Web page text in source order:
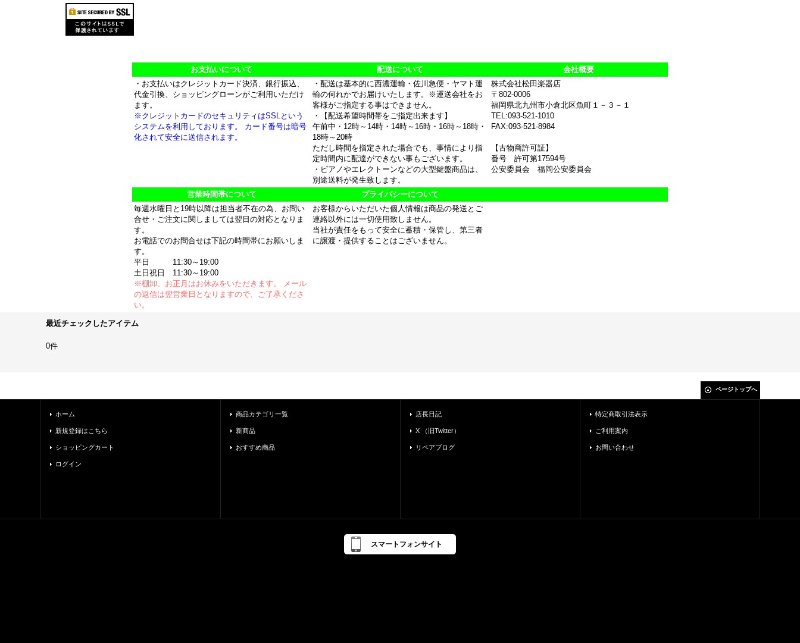
お支払いについて 配送について
会社概要
・お支払いはクレジットカード決済、銀行振込、
代金引換、ショッピングローンがご利用いただけ
ます。
※クレジットカードのセキュリティはSSLという
システムを利用しております。 カード番号は暗号
化されて安全に送信されます。
・配送は基本的に西濃運輸・佐川急便・ヤマト運
輸の何れかでお届けいたします。※運送会社をお
客様がご指定する事はできません。
・【配送希望時間帯をご指定出来ます】
午前中・12時～14時・14時～16時・16時～18時・
18時～20時
ただし時間を指定された場合でも、事情により指
定時間内に配達ができない事もございます。
・ピアノやエレクトーンなどの大型鍵盤商品は、
別途送料が発生致します。
株式会社松田楽器店
〒802-0006
福岡県北九州市小倉北区魚町１－３－１
TEL:093-521-1010
FAX:093-521-8984
【古物商許可証】
番号 許可第17594号
公安委員会 福岡公安委員会
営業時間帯について
プライバシーについて
毎週水曜日と19時以降は担当者不在の為、お問い
合せ・ご注文に関しましては翌日の対応となりま
す。
お電話でのお問合せは下記の時間帯にお願いしま
す。
平日 11:30～19:00
土日祝日 11:30～19:00
※棚卸、お正月はお休みをいただきます。 メール
の返信は翌営業日となりますので、ご了承くださ
い。
お客様からいただいた個人情報は商品の発送とご
連絡以外には一切使用致しません。
当社が責任をもって安全に蓄積・保管し、第三者
に譲渡・提供することはございません。
最近チェックしたアイテム
0件
ページトップへ
ホーム
新規登録はこちら
ショッピングカート
ログイン
商品カテゴリ一覧
新商品
おすすめ商品
店長日記
X （旧Twitter）
リペアブログ
特定商取引法表示
ご利用案内
お問い合わせ
スマートフォンサイト